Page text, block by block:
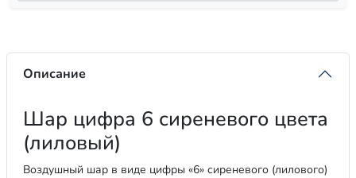
Описание
Шар цифра 6 сиреневого цвета
(лиловый)
Воздушный шар в виде цифры «6» сиреневого (лилового)